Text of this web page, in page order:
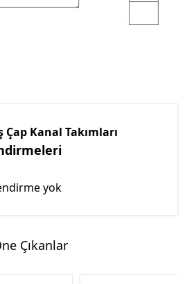
Çap Kanal Takımları
yok
Çıkanlar